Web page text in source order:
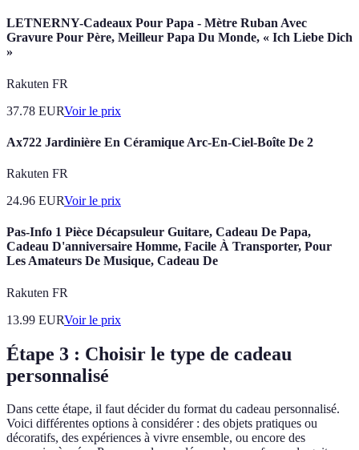
LETNERNY-Cadeaux Pour Papa - Mètre Ruban Avec
Gravure Pour Père, Meilleur Papa Du Monde, « Ich Liebe Dich
»
Rakuten FR
37.78 EURVoir le prix
Ax722 Jardinière En Céramique Arc-En-Ciel-Boîte De 2
Rakuten FR
24.96 EURVoir le prix
Pas-Info 1 Pièce Décapsuleur Guitare, Cadeau De Papa,
Cadeau D'anniversaire Homme, Facile À Transporter, Pour
Les Amateurs De Musique, Cadeau De
Rakuten FR
13.99 EURVoir le prix
Étape 3 : Choisir le type de cadeau
personnalisé
Dans cette étape, il faut décider du format du cadeau personnalisé.
Voici différentes options à considérer : des objets pratiques ou
décoratifs, des expériences à vivre ensemble, ou encore des